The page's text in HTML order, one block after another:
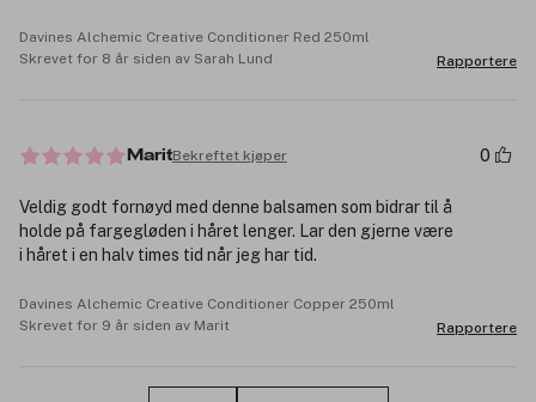
Davines Alchemic Creative Conditioner Red 250ml
Skrevet for 8 år siden av Sarah Lund
Rapportere
MaritBekreftet kjøper 0
Veldig godt fornøyd med denne balsamen som bidrar til å
holde på fargegløden i håret lenger. Lar den gjerne være
i håret i en halv times tid når jeg har tid.
Davines Alchemic Creative Conditioner Copper 250ml
Skrevet for 9 år siden av Marit
Rapportere